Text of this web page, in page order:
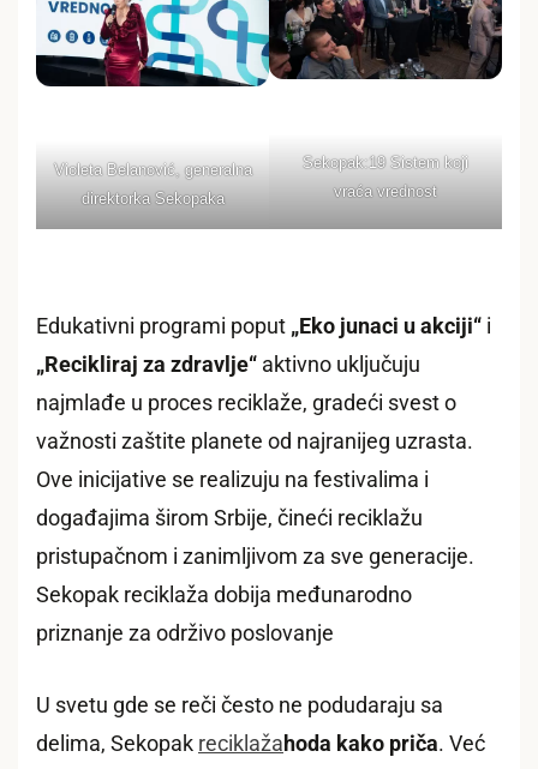
Violeta Belanović, generalna
direktorka Sekopaka
Sekopak:19 Sistem koji
vraća vrednost
Edukativni programi poput „Eko junaci u akciji“ i
„Recikliraj za zdravlje“ aktivno uključuju
najmlađe u proces reciklaže, gradeći svest o
važnosti zaštite planete od najranijeg uzrasta.
Ove inicijative se realizuju na festivalima i
događajima širom Srbije, čineći reciklažu
pristupačnom i zanimljivom za sve generacije.
Sekopak reciklaža dobija međunarodno
priznanje za održivo poslovanje
U svetu gde se reči često ne podudaraju sa
delima, Sekopak reciklaža hoda kako priča. Već